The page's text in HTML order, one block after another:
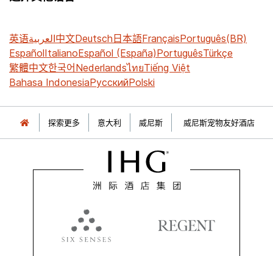
英语العربية中文Deutsch日本語FrançaisPortuguês(BR)
EspañolItalianoEspañol (España)PortuguêsTürkçe
繁體中文한국어NederlandsไทยTiếng Việt
Bahasa IndonesiaРусскийPolski
探索更多 意大利 威尼斯 威尼斯宠物友好酒店